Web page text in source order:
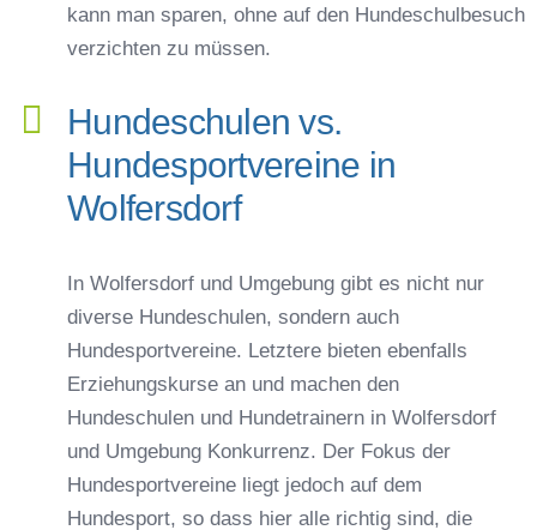
kann man sparen, ohne auf den Hundeschulbesuch
verzichten zu müssen.
Hundeschulen vs.
Hundesportvereine in
Wolfersdorf
In Wolfersdorf und Umgebung gibt es nicht nur
diverse Hundeschulen, sondern auch
Hundesportvereine. Letztere bieten ebenfalls
Erziehungskurse an und machen den
Hundeschulen und Hundetrainern in Wolfersdorf
und Umgebung Konkurrenz. Der Fokus der
Hundesportvereine liegt jedoch auf dem
Hundesport, so dass hier alle richtig sind, die